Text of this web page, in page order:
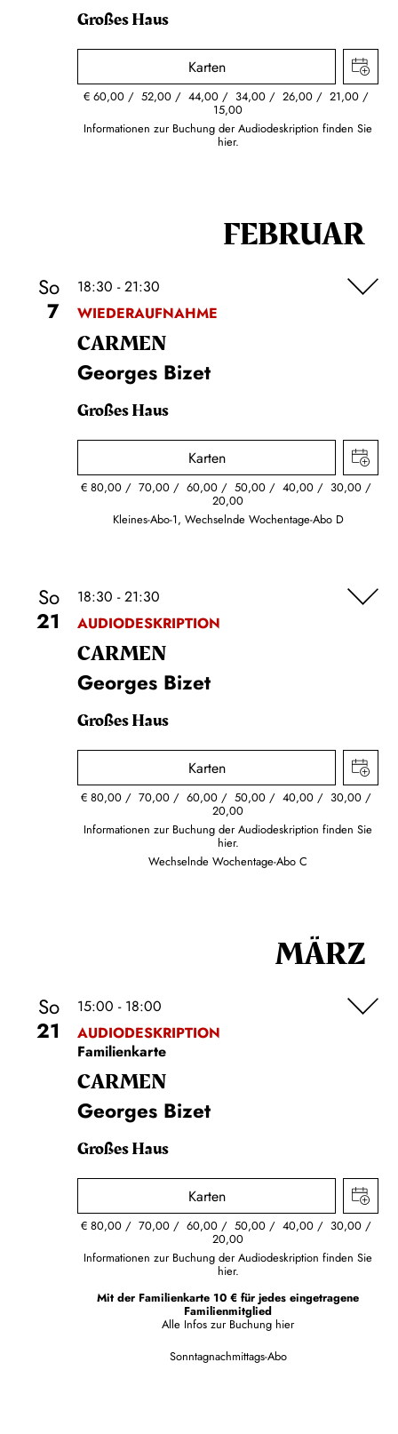
Großes Haus
Karten
€60,00 52,00 44,00 34,00 26,00 21,00
15,00
Informationen zur Buchung der Audiodeskription finden Sie
hier.
FEBRUAR
So
7
18:30 - 21:30
WIEDERAUFNAHME
CARMEN
Georges Bizet
Großes Haus
Karten
€80,00 70,00 60,00 50,00 40,00 30,00
20,00
Kleines-Abo-1, Wechselnde Wochentage-Abo D
So
21
18:30 - 21:30
AUDIODESKRIPTION
CARMEN
Georges Bizet
Großes Haus
Karten
€80,00 70,00 60,00 50,00 40,00 30,00
20,00
Informationen zur Buchung der Audiodeskription finden Sie
hier.
Wechselnde Wochentage-Abo C
MÄRZ
So
21
15:00 - 18:00
AUDIODESKRIPTION
Familienkarte
CARMEN
Georges Bizet
Großes Haus
Karten
€80,00 70,00 60,00 50,00 40,00 30,00
20,00
Informationen zur Buchung der Audiodeskription finden Sie
hier.
Mit der Familienkarte 10 € für jedes eingetragene
Familienmitglied
Alle Infos zur Buchung hier
Sonntagnachmittags-Abo